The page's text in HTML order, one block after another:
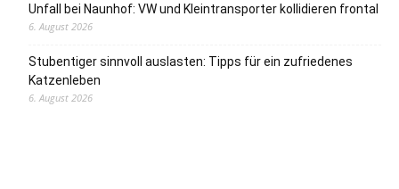
Unfall bei Naunhof: VW und Kleintransporter kollidieren frontal
6. August 2026
Stubentiger sinnvoll auslasten: Tipps für ein zufriedenes
Katzenleben
6. August 2026